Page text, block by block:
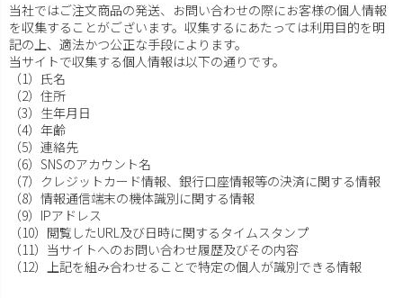
当社ではご注文商品の発送、お問い合わせの際にお客様の個人情報
を収集することがございます。収集するにあたっては利用目的を明
記の上、適法かつ公正な手段によります。
当サイトで収集する個人情報は以下の通りです。
（1）氏名
（2）住所
（3）生年月日
（4）年齢
（5）連絡先
（6）SNSのアカウント名
（7）クレジットカード情報、銀行口座情報等の決済に関する情報
（8）情報通信端末の機体識別に関する情報
（9）IPアドレス
（10）閲覧したURL及び日時に関するタイムスタンプ
（11）当サイトへのお問い合わせ履歴及びその内容
（12）上記を組み合わせることで特定の個人が識別できる情報